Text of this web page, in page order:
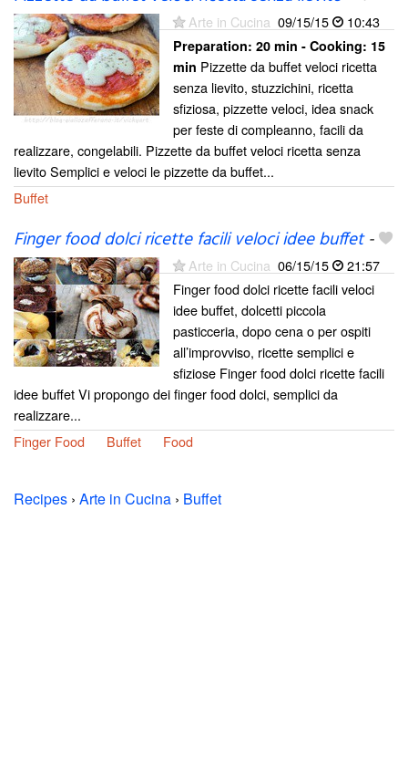
Arte in Cucina 09/15/15 10:43
Preparation: 20 min - Cooking: 15
min Pizzette da buffet veloci ricetta
senza lievito, stuzzichini, ricetta
sfiziosa, pizzette veloci, idea snack
per feste di compleanno, facili da
realizzare, congelabili. Pizzette da buffet veloci ricetta senza
lievito Semplici e veloci le pizzette da buffet...
Buffet
Finger food dolci ricette facili veloci idee buffet-
Arte in Cucina 06/15/15
21:57
Finger food dolci ricette facili veloci
idee buffet, dolcetti piccola
pasticceria, dopo cena o per ospiti
all’improvviso, ricette semplici e
sfiziose Finger food dolci ricette facili
idee buffet Vi propongo dei finger food dolci, semplici da
realizzare...
Finger Food
Buffet Food
Recipes › Arte in Cucina › Buffet